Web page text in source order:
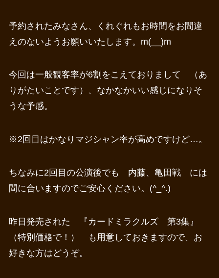
予約されたみなさん、くれぐれもお時間をお間違
えのないようお願いいたします。m(__)m
今回は一般観客率が6割をこえておりまして （あ
りがたいことです）、なかなかいい感じになりそ
うな予感。
※2回目はかなりマジシャン率が高めですけど…。
ちなみに2回目の公演後でも 内藤、亀田戦 には
間に合いますのでご安心ください。(^_^.)
昨日発売された 『カードミラクルズ 第3集』
（特別価格で！） も用意しておきますので、お
好きな方はどうぞ。